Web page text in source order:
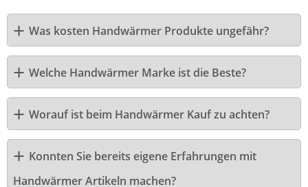
Was kosten Handwärmer Produkte ungefähr?
Welche Handwärmer Marke ist die Beste?
Worauf ist beim Handwärmer Kauf zu achten?
Konnten Sie bereits eigene Erfahrungen mit
Handwärmer Artikeln machen?